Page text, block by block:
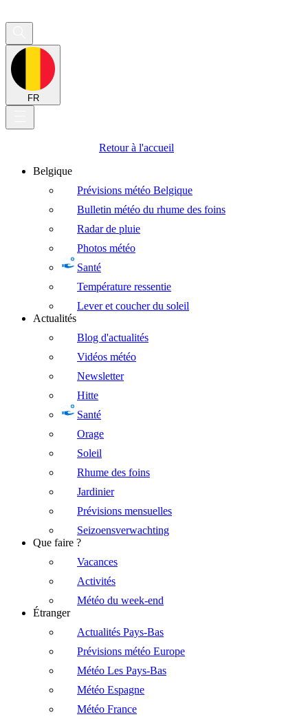
FR
Retour à l'accueil
Belgique
Prévisions météo Belgique
Bulletin météo du rhume des foins
Radar de pluie
Photos météo
Santé
Température ressentie
Lever et coucher du soleil
Actualités
Blog d'actualités
Vidéos météo
Newsletter
Hitte
Santé
Orage
Soleil
Rhume des foins
Jardinier
Prévisions mensuelles
Seizoensverwachting
Que faire ?
Vacances
Activités
Météo du week-end
Étranger
Actualités Pays-Bas
Prévisions météo Europe
Météo Les Pays-Bas
Météo Espagne
Météo France